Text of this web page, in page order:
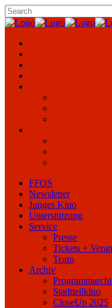
FFOS
Newsletter
Junges Kino
Unterstützung
Service
Presse
Tickets +
Team
Archiv
Stadtteilkino
CloseUp 2025